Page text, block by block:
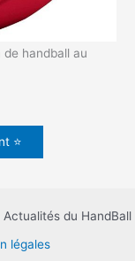
handball au
⭐
du HandBall
légales